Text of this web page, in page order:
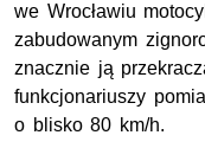
we Wrocławiu
zabudowanym
znacznie ją
funkcjonariuszy
o blisko 80 km/h.